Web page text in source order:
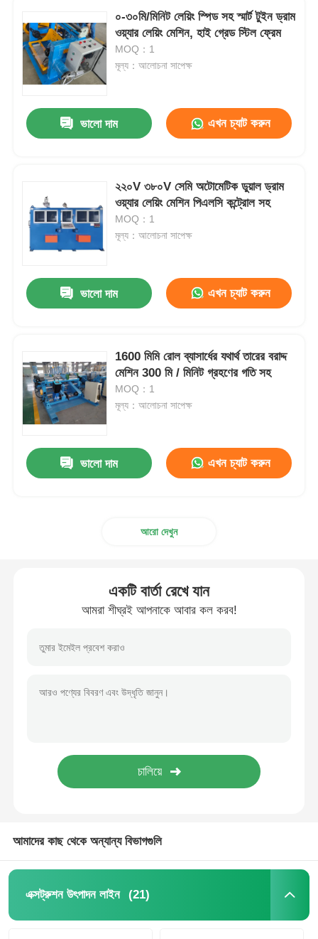
বাড়ি
পণ্য
০-৩০মি/মিনিট লেয়িং স্পিড সহ স্মার্ট টুইন ড্রাম
ওয়্যার লেয়িং মেশিন, হাই গ্রেড স্টিল ফ্রেম
MOQ：1
মূল্য：আলোচনা সাপেক্ষ
ভালো দাম এখন চ্যাট করুন
২২০V ৩৮০V সেমি অটোমেটিক ডুয়াল ড্রাম
ওয়্যার লেয়িং মেশিন পিএলসি কন্ট্রোল সহ
MOQ：1
মূল্য：আলোচনা সাপেক্ষ
ভালো দাম এখন চ্যাট করুন
1600 মিমি রোল ব্যাসার্ধের যথার্থ তারের বরাদ্দ
মেশিন 300 মি / মিনিট গ্রহণের গতি সহ
MOQ：1
মূল্য：আলোচনা সাপেক্ষ
ভালো দাম এখন চ্যাট করুন
আরো দেখুন
একটি বার্তা রেখে যান
আমরা শীঘ্রই আপনাকে আবার কল করব!
আমাদের কাছ থেকে অন্যান্য বিভাগগুলি
এক্সট্রুশন উৎপাদন লাইন (21)